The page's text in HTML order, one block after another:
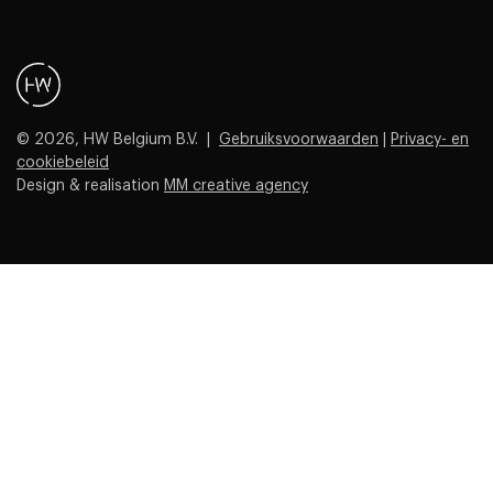
© 2026, HW Belgium B.V. | Gebruiksvoorwaarden
Privacy- en
cookiebeleid
Design & realisation MM creative agency